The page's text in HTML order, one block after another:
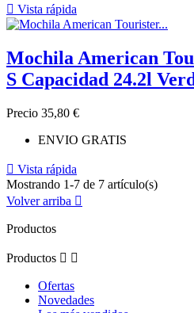
 Vista rápida
Mochila American
S Capacidad 24.2l
Precio 35,80 €
ENVIO GRATIS
 Vista rápida
Mostrando 1-7 de 7 artículo(s)
Volver arriba 
Productos
Productos  
Ofertas
Novedades